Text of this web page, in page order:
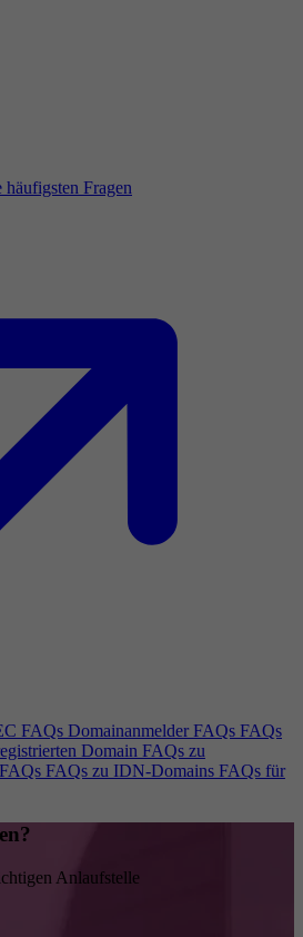
Fragen
FAQs Domainanmelder FAQs FAQs
Domain FAQs zu
FAQs zu IDN-Domains FAQs für
Anlaufstelle